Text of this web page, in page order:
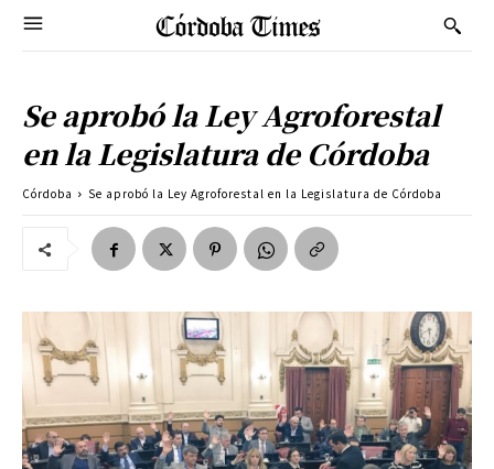
Se aprobó la Ley Agroforestal
en la Legislatura de Córdoba
Córdoba Se aprobó la Ley Agroforestal en la Legislatura de Córdoba